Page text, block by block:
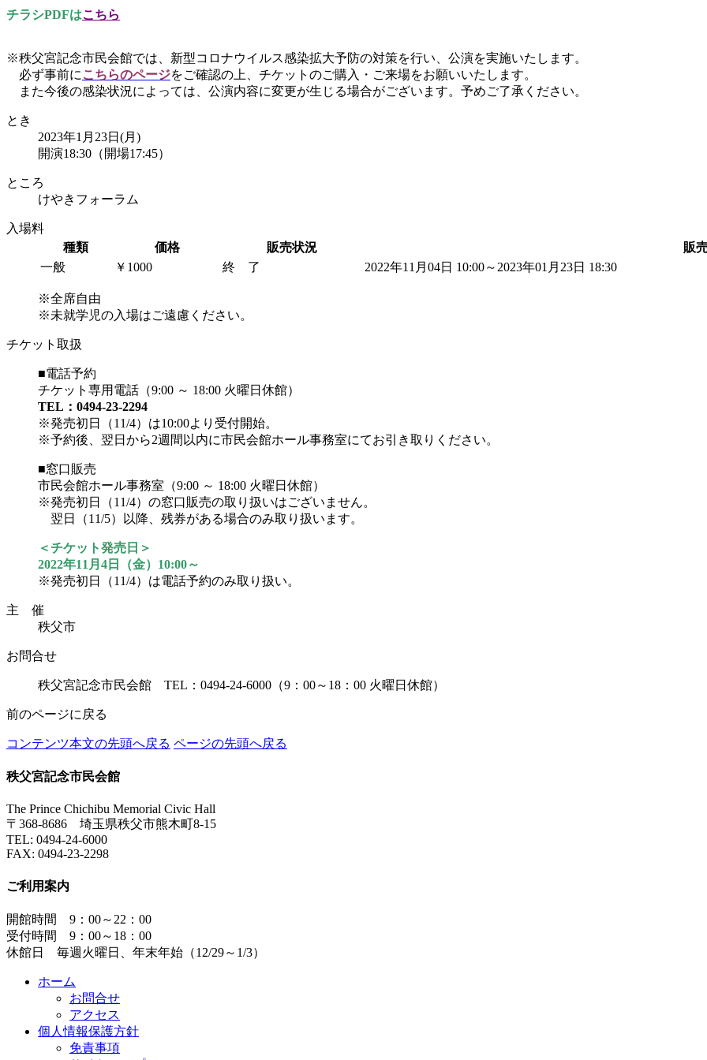
チラシPDFはこちら
※秩父宮記念市民会館では、新型コロナウイルス感染拡大予防の対策を行い、公演を実施いたします。
必ず事前に こちらのページをご確認の上、チケットのご購入・ご来場をお願いいたします。
また今後の感染状況によっては、公演内容に変更が生じる場合がございます。予めご了承ください。
とき
2023年1月23日(月)
開演18:30（開場17:45）
ところ
けやきフォーラム
入場料
種類
価格 販売状況
販
一般
￥1000 終 了 2022年11月04日 10:00～ 2023年01月23日 18:30
※全席自由
※未就学児の入場はご遠慮ください。
チケット取扱
■電話予約
チケット専用電話（9:00 ～ 18:00 火曜日休館）
TEL：0494-23-2294
※発売初日（11/4）は10:00より受付開始。
※予約後、翌日から2週間以内に市民会館ホール事務室にてお引き取りください。
■窓口販売
市民会館ホール事務室（9:00 ～ 18:00 火曜日休館）
※発売初日（11/4）の窓口販売の取り扱いはございません。
翌日（11/5）以降、残券がある場合のみ取り扱います。
＜チケット発売日＞
2022年11月4日（金）10:00～
※発売初日（11/4）は電話予約のみ取り扱い。
主 催
秩父市
お問合せ
秩父宮記念市民会館 TEL：0494-24-6000（9：00～18：00 火曜日休館）
前のページに戻る
コンテンツ本文の先頭へ戻る ページの先頭へ戻る
秩父宮記念市民会館
The Prince Chichibu Memorial Civic Hall
〒368-8686 埼玉県秩父市熊木町8-15
TEL: 0494-24-6000
FAX: 0494-23-2298
ご利用案内
開館時間 9：00～22：00
受付時間 9：00～18：00
休館日 毎週火曜日、年末年始（12/29～1/3）
ホーム
お問合せ
アクセス
個人情報保護方針
免責事項